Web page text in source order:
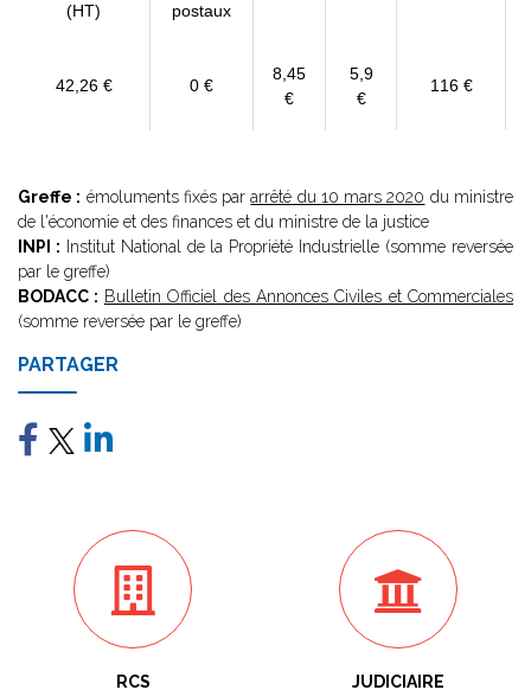
(HT)
postaux
42,26 € 0 €
8,45
€
5,9
€
116 €
Greffe : émoluments fixés pararrêté du 10 mars 2020 du ministre
de l'économie et des finances et du ministre de la justice
INPI : Institut National de la Propriété Industrielle (somme reversée
par le greffe)
BODACC : Bulletin Officiel des Annonces Civiles et Commerciales
(somme reversée par le greffe)
PARTAGER
RCS JUDICIAIRE